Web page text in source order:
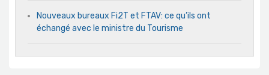
Nouveaux bureaux Fi2T et FTAV: ce qu’ils ont
échangé avec le ministre du Tourisme